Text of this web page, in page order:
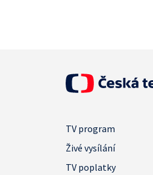
TV program
Živé vysílání
TV poplatky